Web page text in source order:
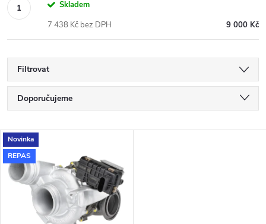
Skladem
9 000 Kč
7 438 Kč bez DPH
Filtrovat
Ř
a
z
e
Doporučujeme
Nejdražší
Nejprodávanější
Abecedně
V
ý
Novinka
REPAS